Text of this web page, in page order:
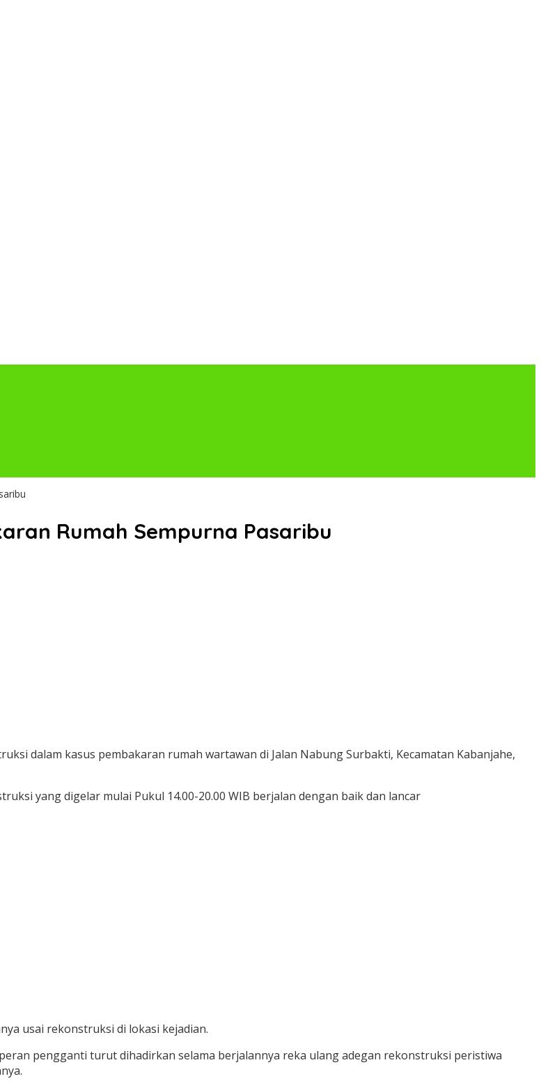
Rumah Sempurna Pasaribu
dalam kasus pembakaran rumah wartawan di Jalan Nabung Surbakti, Kecamatan Kabanjahe,
yang digelar mulai Pukul 14.00-20.00 WIB berjalan dengan baik dan lancar
usai rekonstruksi di lokasi kejadian.
pengganti turut dihadirkan selama berjalannya reka ulang adegan rekonstruksi peristiwa